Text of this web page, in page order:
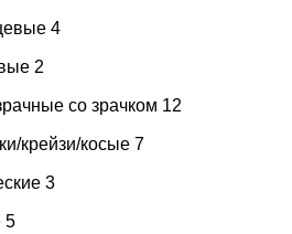
4
2
со зрачком 12
крейзи/косые 7
3
5